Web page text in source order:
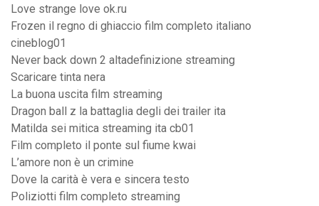
Love strange love ok.ru
Frozen il regno di ghiaccio film completo italiano
cineblog01
Never back down 2 altadefinizione streaming
Scaricare tinta nera
La buona uscita film streaming
Dragon ball z la battaglia degli dei trailer ita
Matilda sei mitica streaming ita cb01
Film completo il ponte sul fiume kwai
L’amore non è un crimine
Dove la carità è vera e sincera testo
Poliziotti film completo streaming